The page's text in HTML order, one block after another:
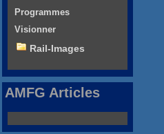
Programmes
Visionner
Rail-Images
AMFG Articles